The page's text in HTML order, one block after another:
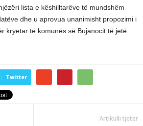
lista e këshilltarëve të mundshëm
dhe u aprovua unanimisht propozimi i
kryetar të komunës së Bujanocit të jetë
Twitter
Artikulli tjetër